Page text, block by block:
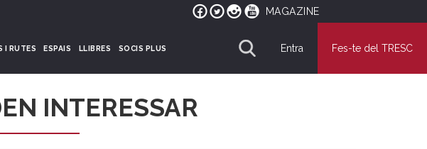
MAGAZINE
I RUTES ESPAIS LLIBRES SOCIS PLUS Entra Fes-te del TRESC
INTERESSAR